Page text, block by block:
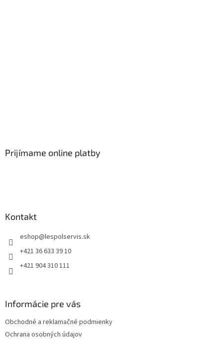
Prijímame online platby
Kontakt
eshop@lespolservis.sk
+421 36 633 39 10
+421 904 310 111
Informácie pre vás
Obchodné a reklamačné podmienky
Ochrana osobných údajov